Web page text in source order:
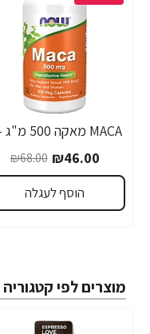
₪46.00
₪68.00
הוסף לעגלה
מוצרים לפי קטגוריה